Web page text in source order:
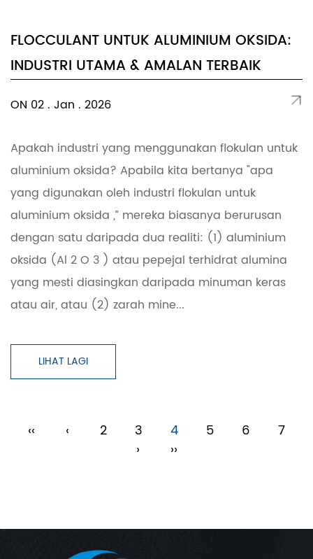
FLOCCULANT UNTUK ALUMINIUM OKSIDA:
INDUSTRI UTAMA & AMALAN TERBAIK
ON 02 . Jan . 2026
Apakah industri yang menggunakan flokulan untuk
aluminium oksida? Apabila kita bertanya "apa
yang digunakan oleh industri flokulan untuk
aluminium oksida ,” mereka biasanya berurusan
dengan satu daripada dua realiti: (1) aluminium
oksida (Al 2 O 3 ) atau pepejal terhidrat alumina
yang mesti diasingkan daripada minuman keras
atau air, atau (2) zarah mine...
LIHAT LAGI
‹‹ ‹ 2 3 4 5 6
7
›
››